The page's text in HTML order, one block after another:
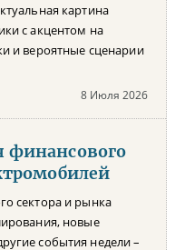
картина
с акцентом на
и вероятные сценарии
8 Июля 2026
финансового
сектора и рынка
новые
события недели –